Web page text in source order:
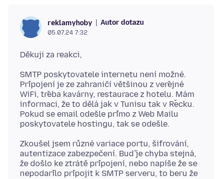
reklamyhoby Autor dotazu
05.07.24 7:32
SMTP poskytovatele internetu není možné.
Připojení je ze zahraničí většinou z veřejné
WiFi, třeba kavárny, restaurace z hotelu. Mám
informaci, že to dělá jak v Tunisu tak v Řecku.
Pokud se email odešle přímo z Web Mailu
Zkoušel jsem různé variace portu, šifrování,
autentizace zabezpečení. Buď je chyba stejná,
že došlo ke ztrátě připojení, nebo napíše že se
nepodařilo připojit k SMTP serveru, to beru že